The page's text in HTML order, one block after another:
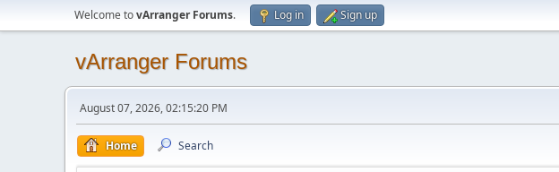
Welcome tovArranger Forums. Log in Sign up
vArranger Forums
August 07, 2026, 02:15:20 PM
Home Search